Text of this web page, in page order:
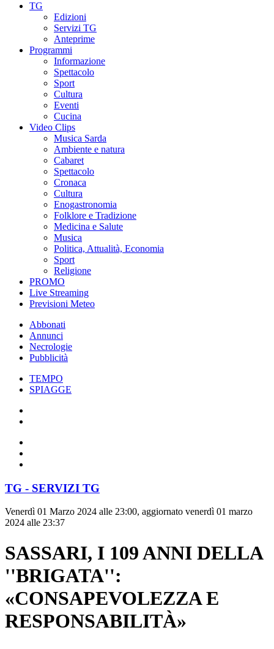
TG
Edizioni
Servizi TG
Anteprime
Programmi
Informazione
Spettacolo
Sport
Cultura
Eventi
Cucina
Video Clips
Musica Sarda
Ambiente e natura
Cabaret
Spettacolo
Cronaca
Cultura
Enogastronomia
Folklore e Tradizione
Medicina e Salute
Musica
Politica, Attualità, Economia
Sport
Religione
PROMO
Live Streaming
Previsioni Meteo
Abbonati
Annunci
Necrologie
Pubblicità
TEMPO
SPIAGGE
TG - SERVIZI TG
Venerdì 01 Marzo 2024 alle 23:00, aggiornato venerdì 01 marzo
2024 alle 23:37
SASSARI, I 109 ANNI DELLA
''BRIGATA'':
«CONSAPEVOLEZZA E
RESPONSABILITÀ»